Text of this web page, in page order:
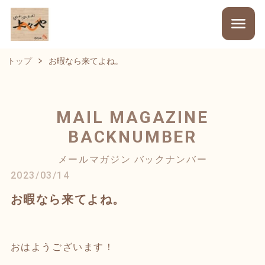
トップ お暇なら来てよね。
MAIL MAGAZINE
BACKNUMBER
メールマガジン バックナンバー
2023/03/14
お暇なら来てよね。
おはようございます！